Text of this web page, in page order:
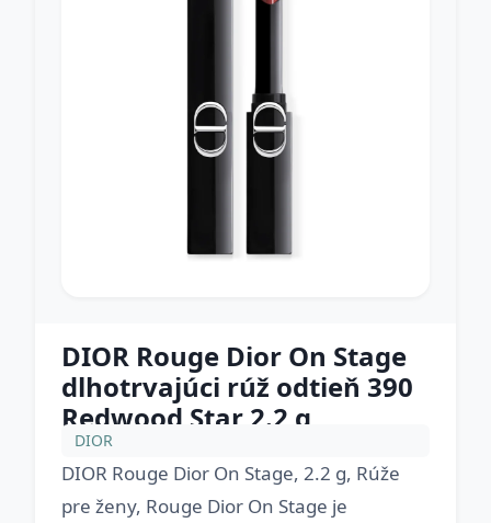
DIOR Rouge Dior On Stage
dlhotrvajúci rúž odtieň 390
Redwood Star 2.2 g
DIOR
DIOR Rouge Dior On Stage, 2.2 g, Rúže
pre ženy, Rouge Dior On Stage je